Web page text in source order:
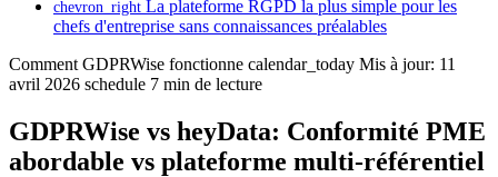
chevron_right La plateforme RGPD la plus simple pour les
chefs d'entreprise sans connaissances préalables
Comment GDPRWise fonctionne calendar_today Mis à jour: 11
avril 2026 schedule 7 min de lecture
GDPRWise vs heyData: Conformité PME
abordable vs plateforme multi-référentiel